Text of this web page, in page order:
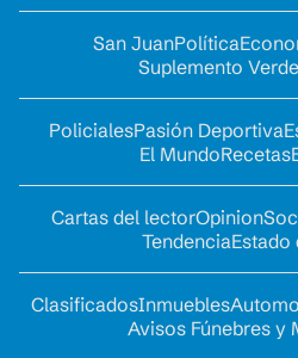
San JuanPolítica
Suplemento Verde
PolicialesPasión Deportiva
El MundoRecetas
Cartas del lectorOpinion
TendenciaEstado
ClasificadosInmuebles
Avisos Fúnebres y